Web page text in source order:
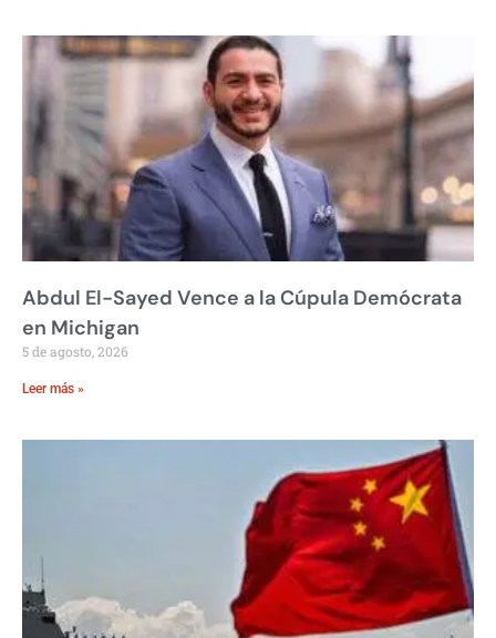
Abdul El-Sayed Vence a la Cúpula Demócrata
en Michigan
5 de agosto, 2026
Leer más »